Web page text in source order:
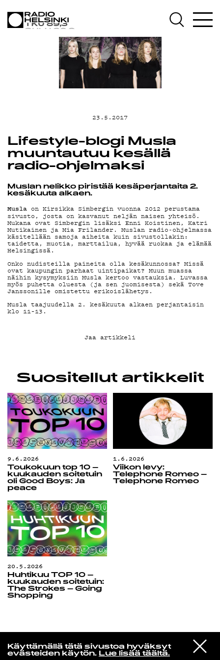
Käyttämällä tätä sivustoa hyväksyt
evästeiden käytön. Lue lisää täältä.
VIESTI
STUDIOON
Ratsia
Blow Up
AJANKOHTAISTA
OHJELMAT
TEKIJÄT
ON-DEMAND
PODCAST
MAINOSTA
YHTEYSTIEDOT
G LIVELAB
YSTÄVÄKLUBI
TIETOSUOJA
23.5.2017
Lifestyle-blogi Musla
muuntautuu kesällä
radio-ohjelmaksi
Muslan nelikko piristää kesäperjantaita 2.
kesäkuuta alkaen.
Musla on Kirsikka Simbergin vuonna 2012 perustama
sivusto, josta on kasvanut neljän naisen yhteisö.
Mukana ovat Simbergin lisäksi Enni Koistinen, Katri
Mutikainen ja Mia Frilander. Muslan radio-ohjelmassa
käsitellään samoja aiheita kuin sivustollakin:
taidetta, muotia, marttailua, hyvää ruokaa ja elämää
Helsingissä.
Onko nudisteilla paineita olla kesäkunnossa? Missä
ovat kaupungin parhaat uintipaikat? Muun muassa
näihin kysymyksiin Musla kertoo vastauksia. Luvassa
myös puhetta oluesta (ja sen juomisesta) sekä Tove
Janssonille omistettu erikoislähetys.
Musla taajuudella 2. kesäkuuta alkaen perjantaisin
klo 11–13.
Jaa artikkeli
Suositellut artikkelit
9.6.2026
Toukokuun top 10 –
kuukauden soitetuin
oli Good Boys: Ja
peace
1.6.2026
Viikon levy:
Telephone Romeo –
Telephone Romeo
20.5.2026
Huhtikuu TOP 10 –
kuukauden soitetuin:
The Strokes – Going
Shopping